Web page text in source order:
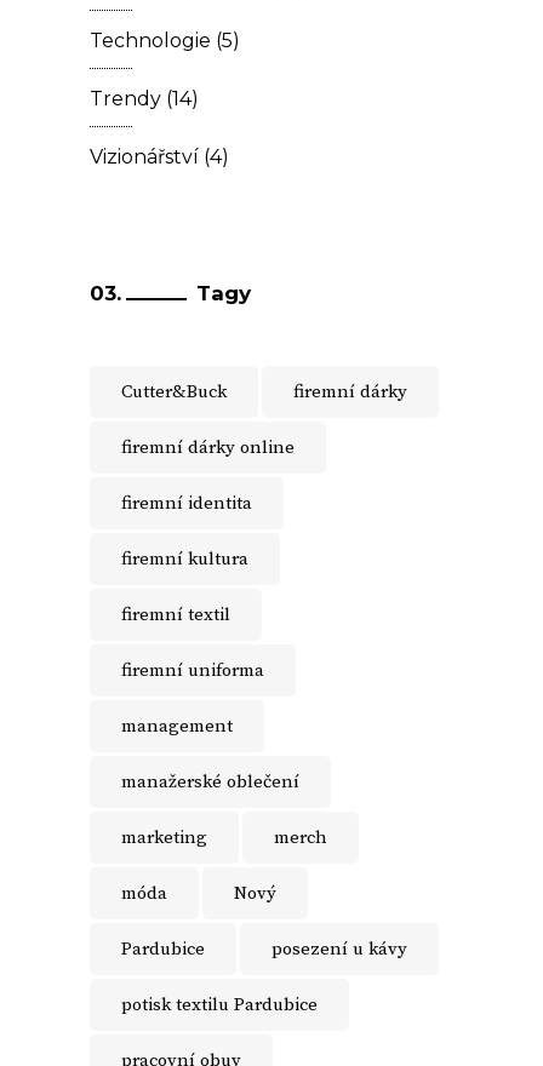
Technologie (5)
Trendy (14)
Vizionářství (4)
Tagy
Cutter&Buck firemní dárky
firemní dárky online
firemní identita
firemní kultura
firemní textil
firemní uniforma
management
manažerské oblečení
marketing merch
móda Nový
Pardubice posezení u kávy
potisk textilu Pardubice
pracovní obuv